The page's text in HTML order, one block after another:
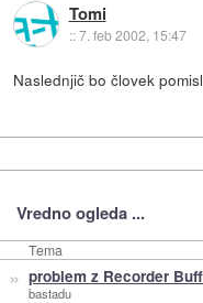
Tomi
::7. feb 2002, 15:47
Naslednjič bo človek
Vredno ogleda ...
Tema
» problem z Recorder
bastadu